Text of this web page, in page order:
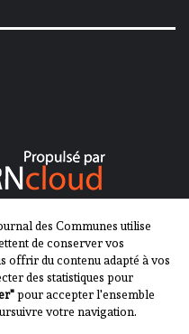
des Communes utilise
de conserver vos
offrir du contenu adapté à vos
des statistiques pour
pour accepter l'ensemble
votre navigation.